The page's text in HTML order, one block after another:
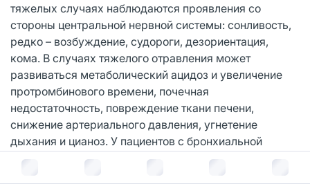
тяжелых случаях наблюдаются проявления со
стороны центральной нервной системы: сонливость,
редко – возбуждение, судороги, дезориентация,
кома. В случаях тяжелого отравления может
развиваться метаболический ацидоз и увеличение
протромбинового времени, почечная
недостаточность, повреждение ткани печени,
снижение артериального давления, угнетение
дыхания и цианоз. У пациентов с бронхиальной
астмой возможно обострение этого заболевания.